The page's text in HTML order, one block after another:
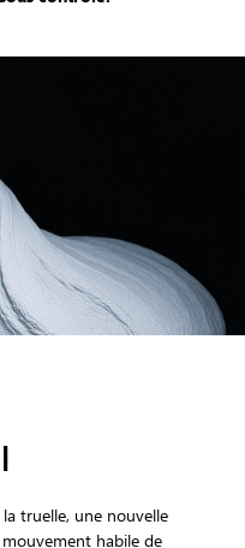
truelle, une nouvelle
mouvement habile de